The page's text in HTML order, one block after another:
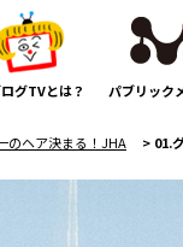
グTVとは？ パブリック
のヘア決まる！JHA > 01.